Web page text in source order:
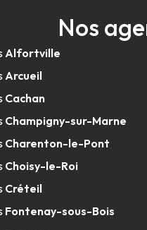
le-Pont
14h-18h
-94340 Joinville-le-Pont
A votre écoute 24h/24 7j/7
Maur-des-Fossés
- 94100 Saint-Maur-des-
Nos
Alfortville
Arcueil
Cachan
Champigny-sur-Marne
Charenton-le-Pont
Choisy-le-Roi
Créteil
Fontenay-sous-Bois